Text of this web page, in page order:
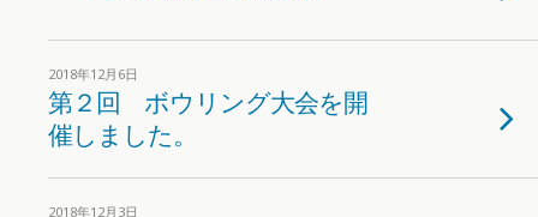
2018年12月6日
第２回 ボウリング大会を開
催しました。
2018年12月3日